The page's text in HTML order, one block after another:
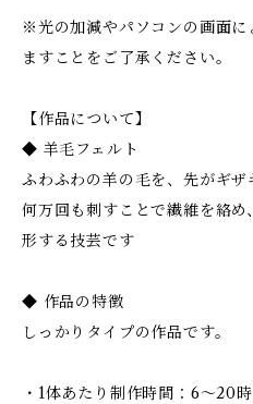
※光の加減やパソコンの画面に
ますことをご了承ください。
【作品について】
◆ 羊毛フェルト
ふわふわの羊の毛を、先がギザ
何万回も刺すことで繊維を絡
形する技芸です
◆ 作品の特徴
しっかりタイプの作品です。
・1体あたり制作時間：6～20